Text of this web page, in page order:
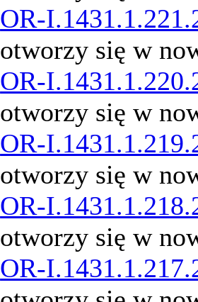
OR-
otworzy się w
OR-
otworzy się w
OR-
otworzy się w
OR-
otworzy się w
OR-